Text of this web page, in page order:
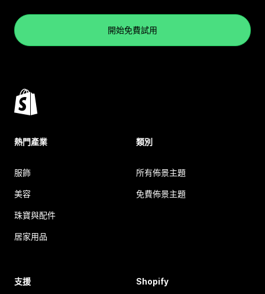
開始免費試用
熱門產業
服飾
美容
珠寶與配件
居家用品
類別
所有佈景主題
免費佈景主題
支援 Shopify